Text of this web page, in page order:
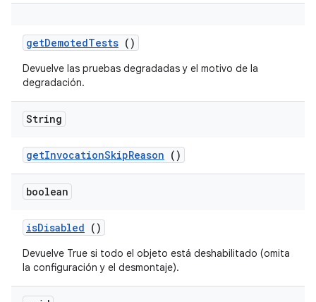
getDemotedTests ()
Devuelve las pruebas degradadas y el motivo de la
degradación.
String
getInvocationSkipReason ()
boolean
isDisabled ()
Devuelve True si todo el objeto está deshabilitado (omita
la configuración y el desmontaje).